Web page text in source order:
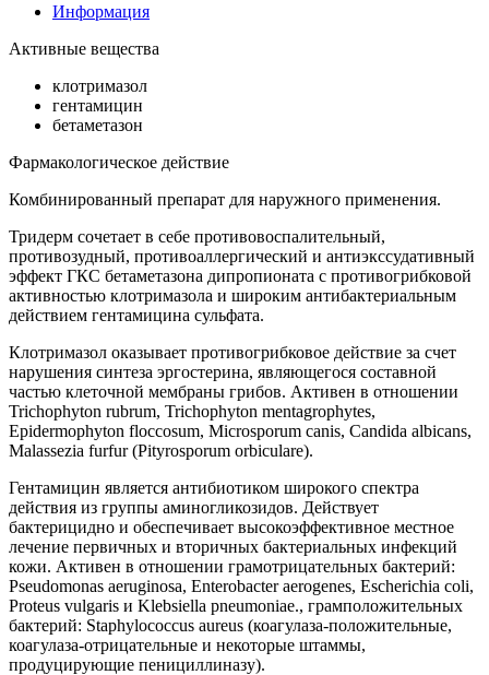
Информация
Активные вещества
клотримазол
гентамицин
бетаметазон
Фармакологическое действие
Комбинированный препарат для наружного применения.
Тридерм сочетает в себе противовоспалительный,
противозудный, противоаллергический и антиэкссудативный
эффект ГКС бетаметазона дипропионата с противогрибковой
активностью клотримазола и широким антибактериальным
действием гентамицина сульфата.
Клотримазол оказывает противогрибковое действие за счет
нарушения синтеза эргостерина, являющегося составной
частью клеточной мембраны грибов. Активен в отношении
Trichophyton rubrum, Trichophyton mentagrophytes,
Epidermophyton floccosum, Microsporum canis, Candida albicans,
Malassezia furfur (Pityrosporum orbiculare).
Гентамицин является антибиотиком широкого спектра
действия из группы аминогликозидов. Действует
бактерицидно и обеспечивает высокоэффективное местное
лечение первичных и вторичных бактериальных инфекций
кожи. Активен в отношении грамотрицательных бактерий:
Pseudomonas aeruginosa, Enterobacter aerogenes, Escherichia coli,
Proteus vulgaris и Klebsiella pneumoniae., грамположительных
бактерий: Staphylococcus aureus (коагулаза-положительные,
коагулаза-отрицательные и некоторые штаммы,
продуцирующие пенициллиназу).